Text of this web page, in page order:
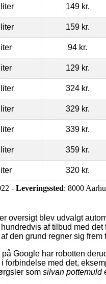
149 kr.
159 kr.
94 kr.
129 kr.
324 kr.
329 kr.
339 kr.
359 kr.
320 kr.
- Leveringssted: 8000
oversigt blev udvalgt
af tilbud med
den grund regner sig frem
Google har robotten
forbindelse med det,
som silvan pottemuld